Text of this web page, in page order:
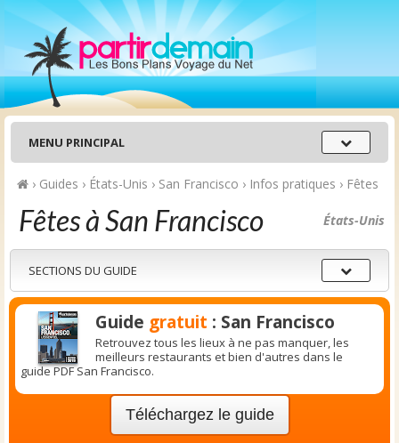
Menu
principal
MENU PRINCIPAL
› Guides › États-Unis › San Francisco › Infos pratiques › Fêtes
États-Unis
Fêtes à San Francisco
Sections
du
guide
SECTIONS DU GUIDE
Guide gratuit : San Francisco
Retrouvez tous les lieux à ne pas manquer, les
meilleurs restaurants et bien d'autres dans le
guide PDF San Francisco.
Téléchargez le guide